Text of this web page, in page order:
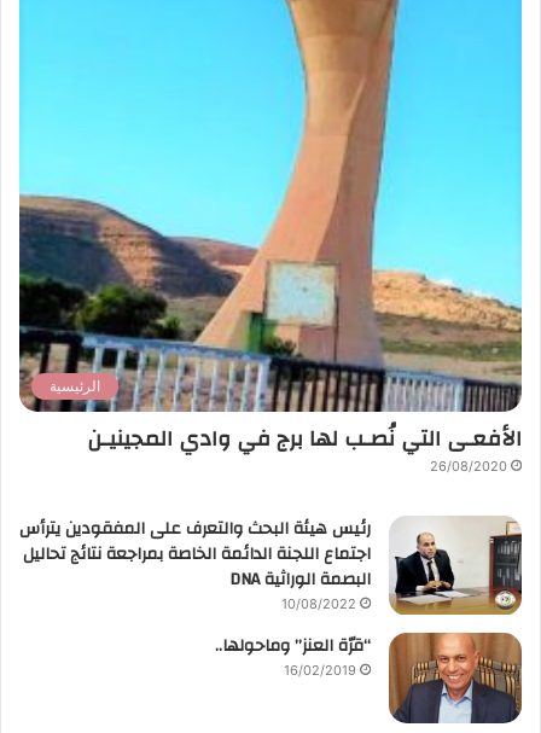
الرئيسية
الأفعـى التي نُصـب لها برج في وادي المجينيـن
26/08/2020
رئيس هيئة البحث والتعرف على المفقودين يترأس
اجتماع اللجنة الدائمة الخاصة بمراجعة نتائج تحاليل
البصمة الوراثية DNA
10/08/2022
“قرّة العنز” وماحولها..
16/02/2019